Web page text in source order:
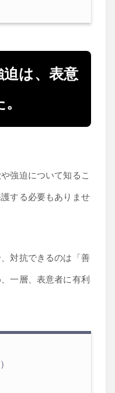
は、表意
強迫について知るこ
する必要もありませ
対抗できるのは「善
一層、表意者に有利